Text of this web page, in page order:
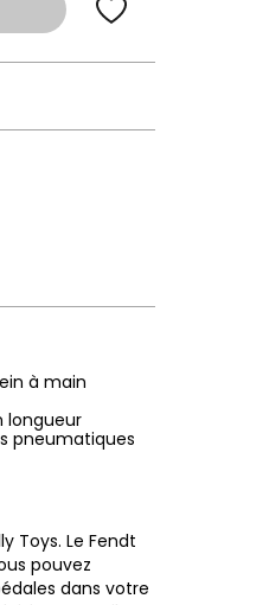
à main
longueur
pneumatiques
Toys. Le Fendt
pouvez
dans votre